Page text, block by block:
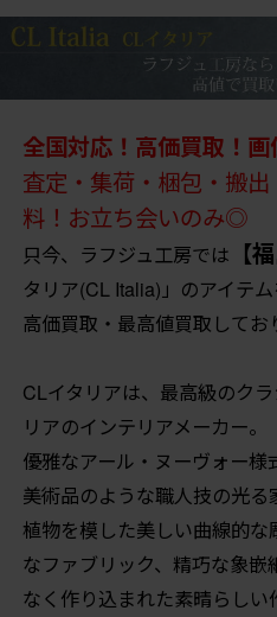
全国対応！高価買取！
査定・集荷・梱包・搬
料！お立ち会いのみ◎
只今、ラフジュ工房では 【
タリア(CL Italia)」のアイテ
高価買取・最高値買取してお
CLイタリアは、最高級のク
リアのインテリアメーカー。
優雅なアール・ヌーヴォー様
美術品のような職人技の光る
植物を模した美しい曲線的
なファブリック、精巧な象嵌
なく作り込まれた素晴らしい